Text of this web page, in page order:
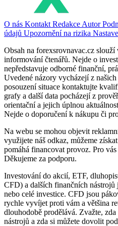
O nás Kontakt Redakce Autor
údajů Upozornění na rizika
Obsah na forexsrovnavac.cz
informování čtenářů. Nejde o
nepředstavuje odborné finanční,
Uvedené názory vycházejí z
posouzení situace kontaktujte
grafy a další data pocházejí z
orientační a jejich úplnou
Nejde o doporučení k nákupu či
Na webu se mohou objevit
využijete náš odkaz, můžeme
pomáhá financovat provoz. Pro
Děkujeme za podporu.
Investování do akcií, ETF,
CFD) a dalších finančních nástrojů
nebo celé investice. CFD jsou
rychle vyvíjet proti vám a většina
dlouhodobě prodělává. Zvažte,
nástrojů a zda si můžete dovolit